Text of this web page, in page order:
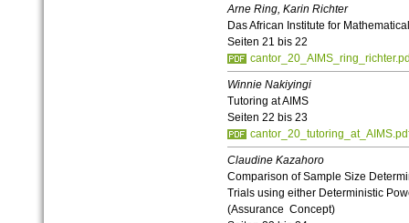
Arne Ring, Karin Richter
Das African Institute for
Seiten 21 bis 22
Winnie Nakiyingi
Tutoring at AIMS
Seiten 22 bis 23
Claudine Kazahoro
Comparison of Sample Size
Trials using either Deterministic
(Assurance Concept)